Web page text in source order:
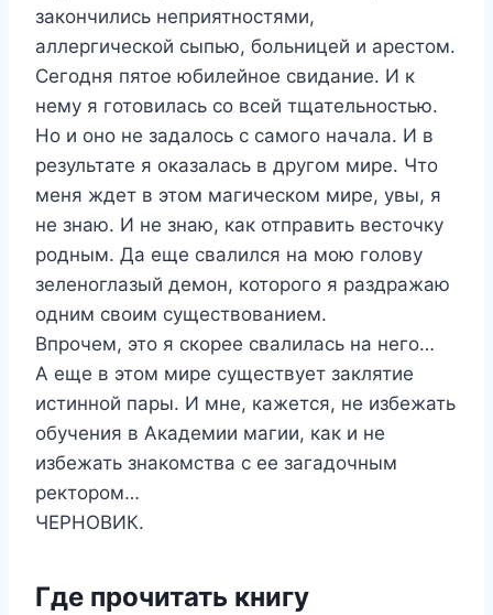
закончились неприятностями,
аллергической сыпью, больницей и арестом.
Сегодня пятое юбилейное свидание. И к
нему я готовилась со всей тщательностью.
Но и оно не задалось с самого начала. И в
результате я оказалась в другом мире. Что
меня ждет в этом магическом мире, увы, я
не знаю. И не знаю, как отправить весточку
родным. Да еще свалился на мою голову
зеленоглазый демон, которого я раздражаю
одним своим существованием.
Впрочем, это я скорее свалилась на него…
А еще в этом мире существует заклятие
истинной пары. И мне, кажется, не избежать
обучения в Академии магии, как и не
избежать знакомства с ее загадочным
ректором…
ЧЕРНОВИК.
Где прочитать книгу